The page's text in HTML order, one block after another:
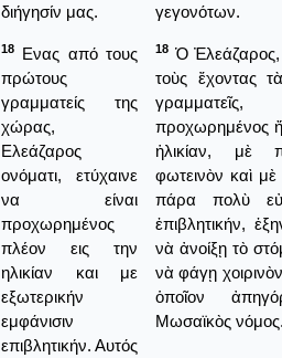
διήγησίν μας.
γεγονότων.
18
Ενας από τους
πρώτους
γραμματείς της
χώρας,
Ελεάζαρος
ονόματι, ετύχαινε
να είναι
προχωρημένος
πλέον εις την
ηλικίαν και με
εξωτερικήν
εμφάνισιν
επιβλητικήν. Αυτός
18 Ὁ
τοὺς ἔχοντας
προχωρημένος
ἡλικίαν, μὲ
φωτεινὸν καὶ μὲ
πάρα πολὺ
ἐπιβλητικήν,
νὰ ἀνοίξῃ τὸ
νὰ φάγῃ
ὁποῖον
Μωσαϊκὸς